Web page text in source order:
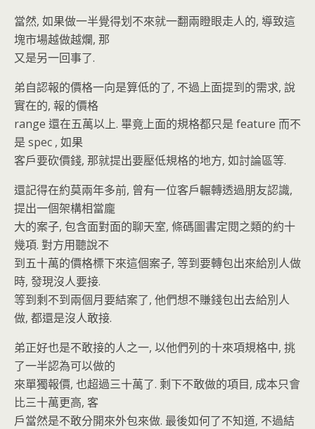
當然, 如果做一半覺得划不來就一翻兩瞪眼走人的, 導致這
塊市場越做越爛, 那
又是另一回事了.
弟自認報的價格一向是算低的了, 不過上面提到的需求, 說
實在的, 報的價格
range 還在五萬以上. 畢竟上面的規格都只是 feature 而不
是 spec , 如果
客戶要砍價錢, 那就提出要壓低規格的地方, 如討論區等.
還記得在約莫兩年多前, 曾有一位客戶輾轉透過朋友認識,
提出一個架構相當龐
大的案子, 包含面對面的聊天室, 條碼圖書定閱之類的約十
幾項. 對方用聽說不
到五十萬的價格標下來這個案子, 等到要轉包出來給別人做
時, 發現沒人要接.
等到剩不到兩個月要結案了, 他們想不賺錢包出去給別人
做, 都還是沒人敢接.
弟正好也是不敢接的人之一, 以他們列的十來項規格中, 挑
了一半認為可以做的
來單獨報價, 也超過三十萬了. 剩下不敢做的項目, 成本只會
比三十萬更高, 客
戶當然是不敢分開來外包來做. 最後如何了不知道, 不過結